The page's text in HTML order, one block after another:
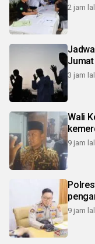
2 jam
3 jam
Wali
9 jam
9 jam